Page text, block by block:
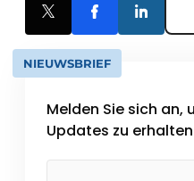
NIEUWSBRIEF
Melden Sie sich an,
Updates zu